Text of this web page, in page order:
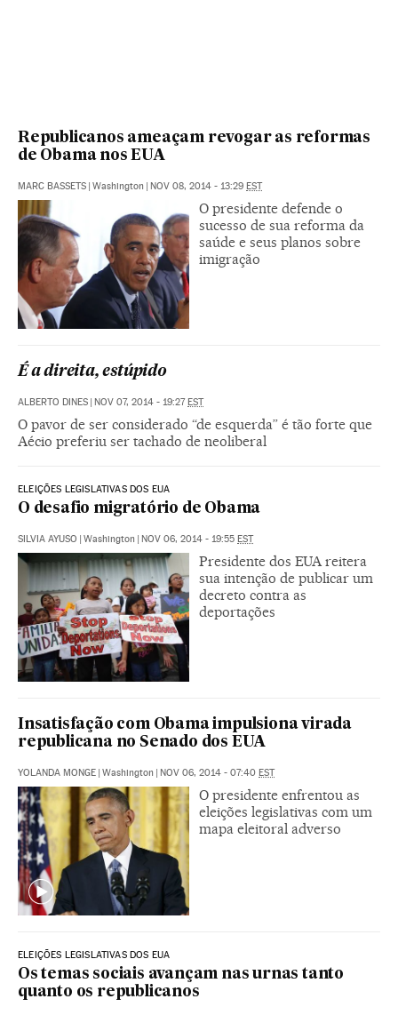
Republicanos ameaçam revogar as reformas
de Obama nos EUA
MARC BASSETS Washington NOV 08, 2014 - 13:29 EST
O presidente defende o
sucesso de sua reforma da
saúde e seus planos sobre
imigração
É a direita, estúpido
ALBERTO DINES NOV 07, 2014 - 19:27 EST
O pavor de ser considerado “de esquerda” é tão forte que
Aécio preferiu ser tachado de neoliberal
ELEIÇÕES LEGISLATIVAS DOS EUA
O desafio migratório de Obama
SILVIA AYUSO Washington NOV 06, 2014 - 19:55 EST
Presidente dos EUA reitera
sua intenção de publicar um
decreto contra as
deportações
Insatisfação com Obama impulsiona virada
republicana no Senado dos EUA
YOLANDA MONGE | Washington | NOV 06, 2014 - 07:40 EST
O presidente enfrentou as
eleições legislativas com um
mapa eleitoral adverso
ELEIÇÕES LEGISLATIVAS DOS EUA
Os temas sociais avançam nas urnas tanto
quanto os republicanos